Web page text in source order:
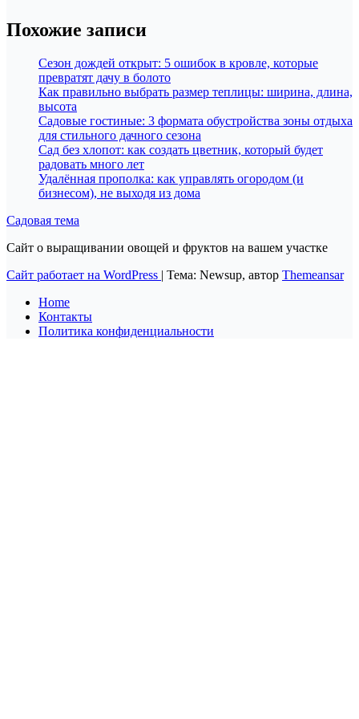
Похожие записи
Сезон дождей открыт: 5 ошибок в кровле, которые
превратят дачу в болото
Как правильно выбрать размер теплицы: ширина, длина,
высота
Садовые гостиные: 3 формата обустройства зоны отдыха
для стильного дачного сезона
Сад без хлопот: как создать цветник, который будет
радовать много лет
Удалённая прополка: как управлять огородом (и
бизнесом), не выходя из дома
Садовая тема
Сайт о выращивании овощей и фруктов на вашем участке
Сайт работает на WordPress | Тема: Newsup, автор Themeansar
Home
Контакты
Политика конфиденциальности